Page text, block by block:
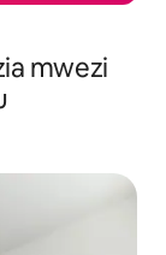
mwezi